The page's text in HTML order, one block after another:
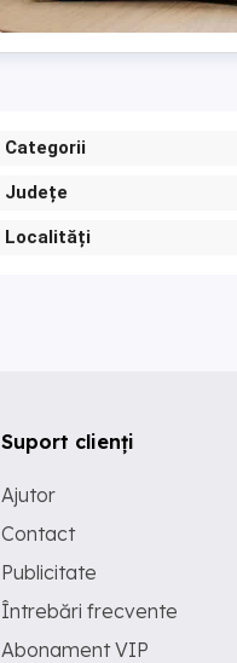
Categorii
Județe
Localități
Suport clienți
Ajutor
Contact
Publicitate
Întrebări frecvente
Abonament VIP